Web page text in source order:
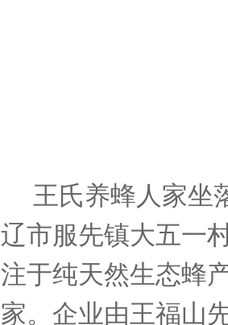
王氏养蜂人家坐
辽市服先镇大五一
注于纯天然生态蜂
家。企业由王福山